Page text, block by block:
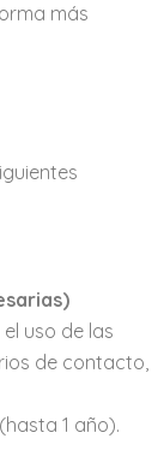
más
uso de las
de contacto,
1 año).